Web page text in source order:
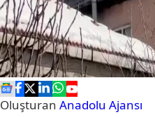
Oluşturan Anadolu Ajansı